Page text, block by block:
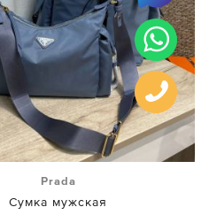
Prada
Сумка мужская